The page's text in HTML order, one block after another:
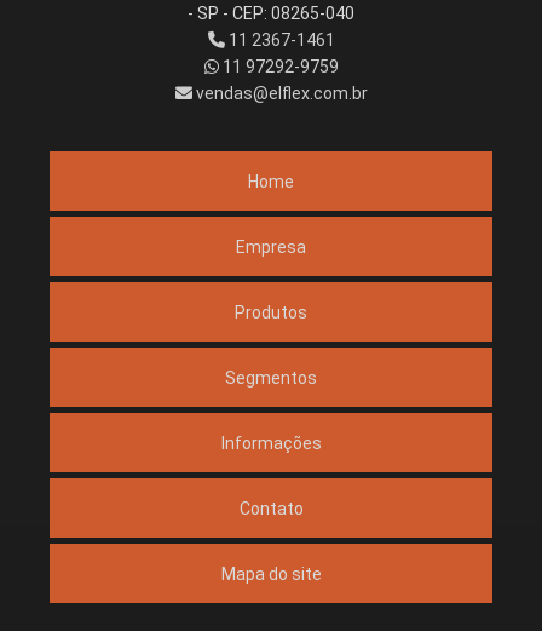
- SP - CEP: 08265-040
11 2367-1461
11 97292-9759
vendas@elflex.com.br
Home
Empresa
Produtos
Segmentos
Informações
Contato
Mapa do site